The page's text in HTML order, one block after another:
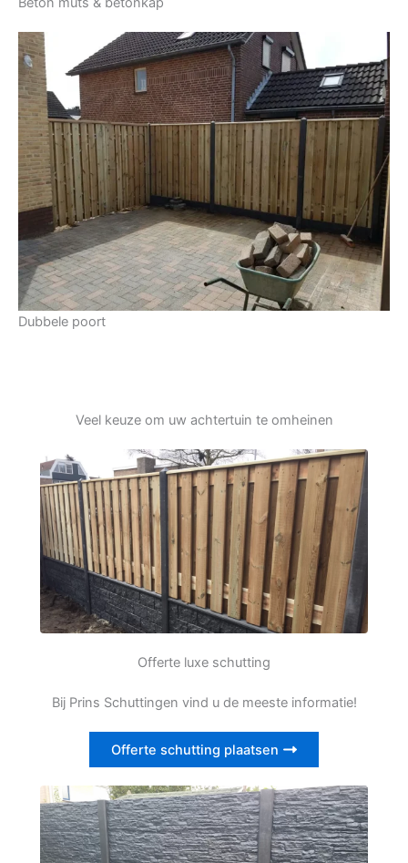
Dubbele poort
Veel keuze om uw achtertuin te omheinen
Offerte luxe schutting
Bij Prins Schuttingen vind u de meeste informatie!
Offerte schutting plaatsen